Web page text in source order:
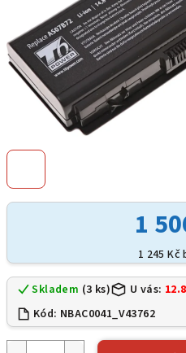
1
1 245 Kč
Skladem (3 ks) U vás:
Kód: NBAC0041_V43762